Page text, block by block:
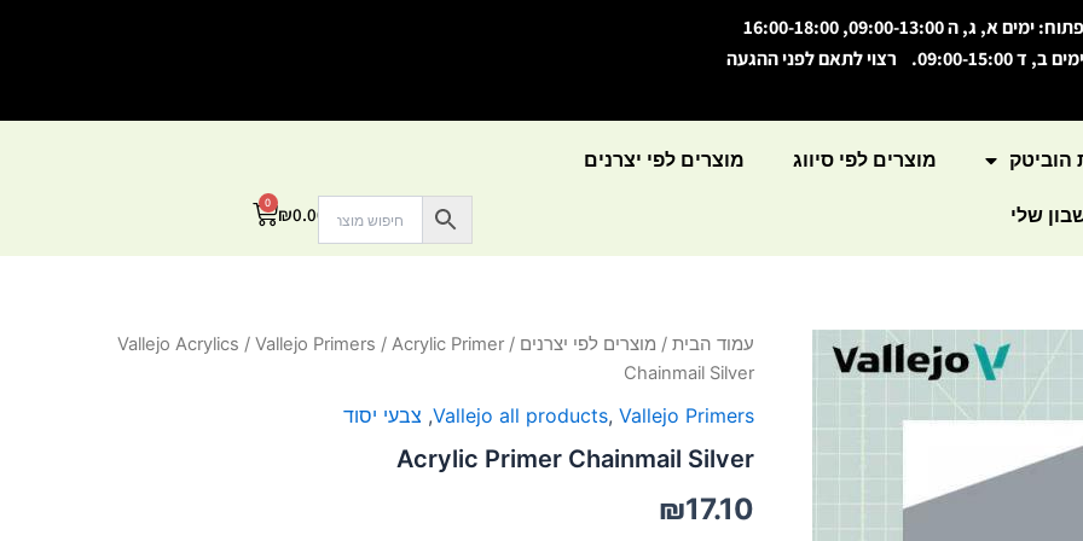
פתוח: ימים א, ג, ה 09:00-13:00, 16:00-18:00
ימים ב, ד 09:00-15:00. רצוי לתאם לפני ההגעה
הוביטק מוצרים לפי סיווג מוצרים לפי יצרנים
שלי ₪0.00
0
עגלת
עמוד הבית / מוצרים לפי יצרנים /
Vallejo Acrylics / Vallejo Primers / Acrylic Primer
Chainmail Silver
Vallejo all products, Vallejo Primers
, צבעי יסוד
Acrylic Primer Chainmail Silver
₪17.10
כמות
Primer
Silver